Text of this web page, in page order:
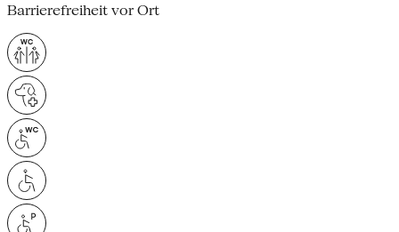
Barrierefreiheit vor Ort